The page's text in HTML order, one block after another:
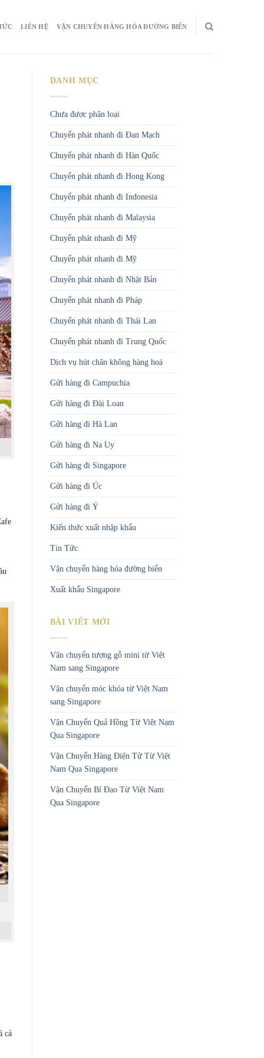
LIÊN HỆ VẬN CHUYỂN HÀNG HÓA ĐƯỜNG BIỂN
cả
DANH MỤC
Chưa được phân loại
Chuyển phát nhanh đi Đan Mạch
Chuyển phát nhanh đi Hàn Quốc
Chuyển phát nhanh đi Hong Kong
Chuyển phát nhanh đi Indonesia
Chuyển phát nhanh đi Malaysia
Chuyển phát nhanh đi Mỹ
Chuyển phát nhanh đi Mỹ
Chuyển phát nhanh đi Nhật Bản
Chuyển phát nhanh đi Pháp
Chuyển phát nhanh đi Thái Lan
Chuyển phát nhanh đi Trung Quốc
Dịch vụ hút chân không hàng hoá
Gửi hàng đi Campuchia
Gửi hàng đi Đài Loan
Gửi hàng đi Hà Lan
Gửi hàng đi Na Uy
Gửi hàng đi Singapore
Gửi hàng đi Úc
Gửi hàng đi Ý
Kiến thức xuất nhập khẩu
Tin Tức
Vận chuyển hàng hóa đường biển
Xuất khẩu Singapore
BÀI VIẾT MỚI
Vận chuyển tượng gỗ mini từ Việt
Nam sang Singapore
Vận chuyển móc khóa từ Việt Nam
sang Singapore
Vận Chuyển Quả Hồng Từ Việt Nam
Qua Singapore
Vận Chuyển Hàng Điện Tử Từ Việt
Nam Qua Singapore
Vận Chuyển Bí Đao Từ Việt Nam
Qua Singapore